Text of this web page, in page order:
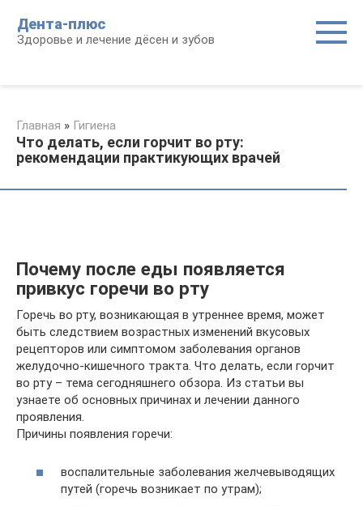
контенту
Дента-плюс
Здоровье и лечение дёсен и зубов
Главная » Гигиена
Что делать, если горчит во рту:
рекомендации практикующих врачей
Почему после еды появляется
привкус горечи во рту
Горечь во рту, возникающая в утреннее время, может
быть следствием возрастных изменений вкусовых
рецепторов или симптомом заболевания органов
желудочно-кишечного тракта. Что делать, если горчит
во рту – тема сегодняшнего обзора. Из статьи вы
узнаете об основных причинах и лечении данного
проявления.
Причины появления горечи:
воспалительные заболевания желчевыводящих
путей (горечь возникает по утрам);